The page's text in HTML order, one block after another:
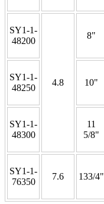
SY1-1-
48200
4.8
8"
SY1-1-
48250
10"
SY1-1-
48300
11
5/8"
SY1-1-
76350
7.6 133/4"